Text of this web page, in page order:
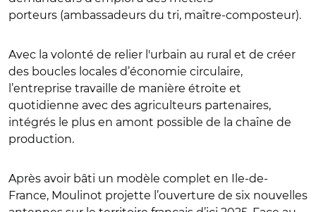
porteurs (ambassadeurs du tri, maître-composteur).
Avec la volonté de relier l'urbain au rural et de créer
des boucles locales d’économie circulaire,
l’entreprise travaille de manière étroite et
quotidienne avec des agriculteurs partenaires,
intégrés le plus en amont possible de la chaîne de
production.
Après avoir bâti un modèle complet en Ile-de-
France, Moulinot projette l’ouverture de six nouvelles